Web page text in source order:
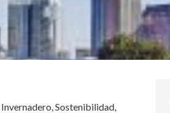
,Sostenibilidad,